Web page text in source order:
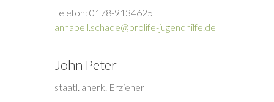
Telefon: 0178-9134625
annabell.schade@prolife-jugendhilfe.de
John Peter
staatl. anerk. Erzieher